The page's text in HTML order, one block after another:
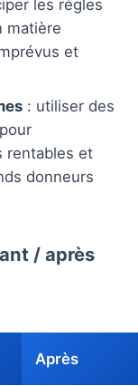
les règles
matière
et
: utiliser des
rentables et
donneurs
/ après
Après